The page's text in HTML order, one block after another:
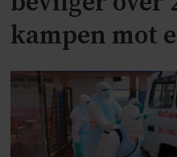
kampen mot